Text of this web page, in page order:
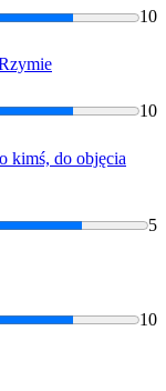
10
10
kimś, do objęcia
5
10